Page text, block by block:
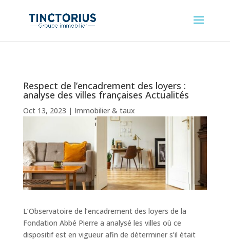
Respect de l’encadrement des loyers :
analyse des villes françaises Actualités
Oct 13, 2023 | Immobilier & taux
L’Observatoire de l’encadrement des loyers de la
Fondation Abbé Pierre a analysé les villes où ce
dispositif est en vigueur afin de déterminer s’il était